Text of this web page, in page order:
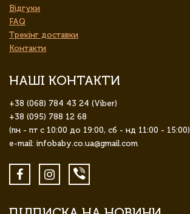
Відгуки
FAQ
Трекінг доставки
Контакти
НАШІ КОНТАКТИ
+38 (068) 784 43 24 (Viber)
+38 (095) 788 12 68
(пн - пт с 10:00 до 19:00, сб - нд 11:00 - 15:00)
e-mail: infobaby.co.ua@gmail.com